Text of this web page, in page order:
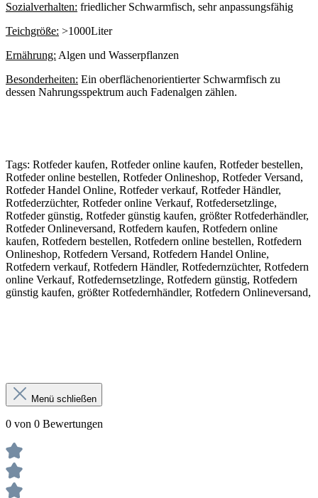
Sozialverhalten: friedlicher Schwarmfisch, sehr anpassungsfähig
Teichgröße: >1000Liter
Ernährung: Algen und Wasserpflanzen
Besonderheiten: Ein oberflächenorientierter Schwarmfisch zu
dessen Nahrungsspektrum auch Fadenalgen zählen.
Tags: Rotfeder kaufen, Rotfeder online kaufen, Rotfeder bestellen,
Rotfeder online bestellen, Rotfeder Onlineshop, Rotfeder Versand,
Rotfeder Handel Online, Rotfeder verkauf, Rotfeder Händler,
Rotfederzüchter, Rotfeder online Verkauf, Rotfedersetzlinge,
Rotfeder günstig, Rotfeder günstig kaufen, größter Rotfederhändler,
Rotfeder Onlineversand, Rotfedern kaufen, Rotfedern online
kaufen, Rotfedern bestellen, Rotfedern online bestellen, Rotfedern
Onlineshop, Rotfedern Versand, Rotfedern Handel Online,
Rotfedern verkauf, Rotfedern Händler, Rotfedernzüchter, Rotfedern
online Verkauf, Rotfedernsetzlinge, Rotfedern günstig, Rotfedern
günstig kaufen, größter Rotfedernhändler, Rotfedern Onlineversand,
Menü schließen
0 von 0 Bewertungen